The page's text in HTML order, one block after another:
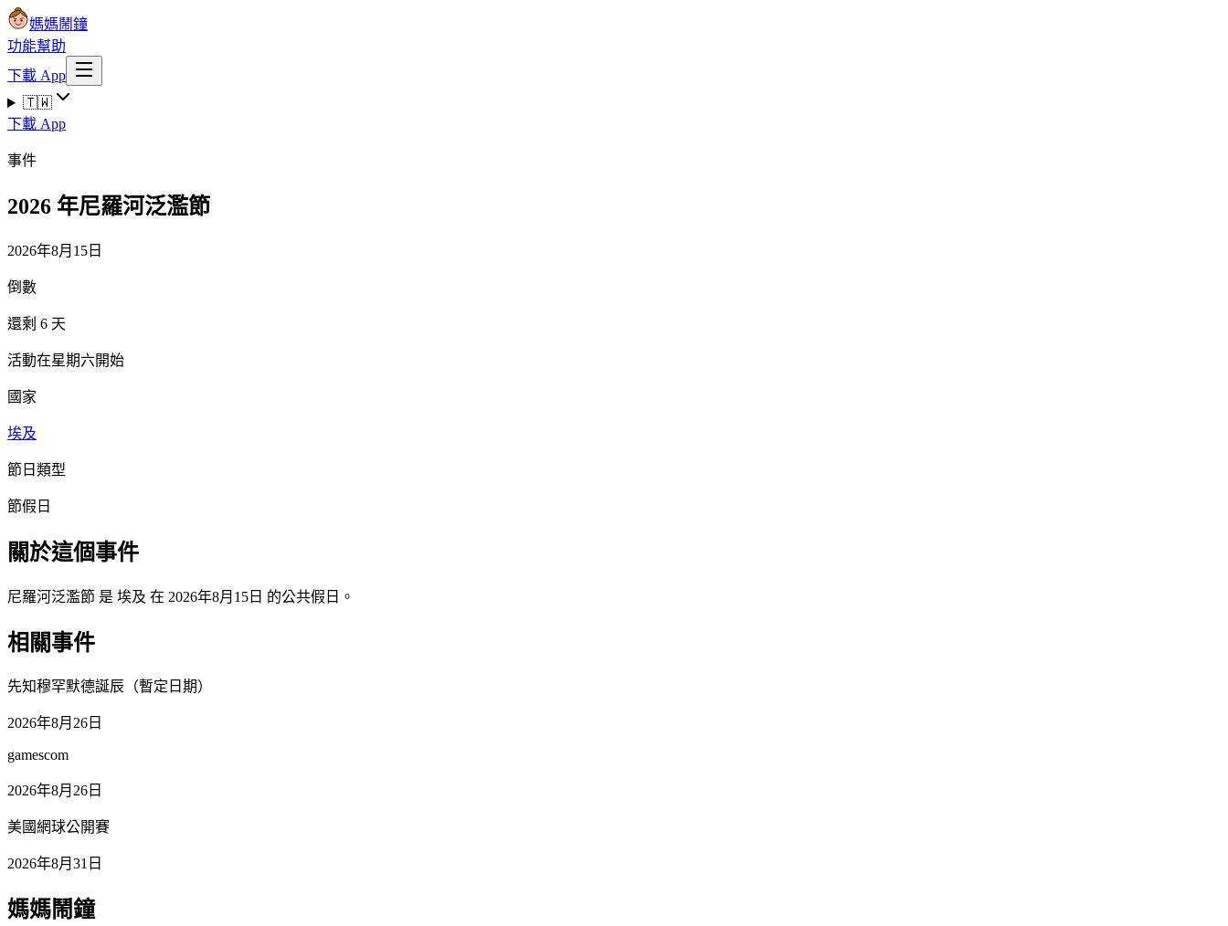
媽媽鬧鐘
功能幫助
下載 App
🇹🇼
下載 App
事件
2026 年尼羅河泛濫節
2026年8月15日
倒數
還剩 6 天
活動在星期六開始
國家
埃及
節日類型
節假日
關於這個事件
尼羅河泛濫節 是 埃及 在 2026年8月15日 的公共假日。
相關事件
先知穆罕默德誕辰（暫定日期）
2026年8月26日
gamescom
2026年8月26日
美國網球公開賽
2026年8月31日
媽媽鬧鐘